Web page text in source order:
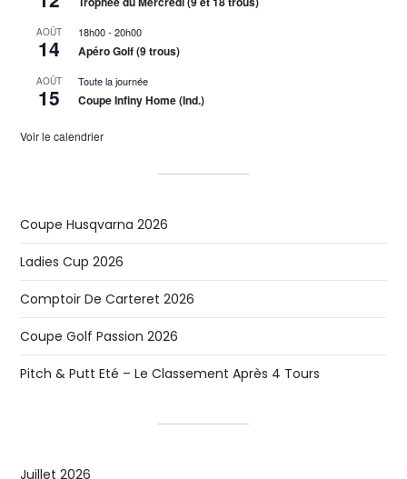
AOÛT
14
18h00-20h00
Apéro Golf (9 trous)
AOÛT
15
Toute la journée
Coupe Infiny Home (Ind.)
Voir le calendrier
Coupe Husqvarna 2026
Ladies Cup 2026
Comptoir De Carteret 2026
Coupe Golf Passion 2026
Pitch & Putt Eté – Le Classement Après 4 Tours
Juillet 2026